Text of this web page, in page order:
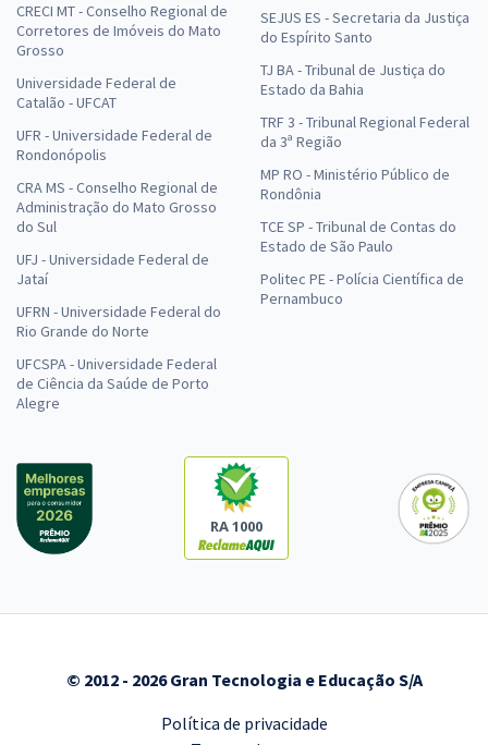
CRECI MT - Conselho Regional de
Corretores de Imóveis do Mato
Grosso
Universidade Federal de
Catalão - UFCAT
UFR - Universidade Federal de
Rondonópolis
CRA MS - Conselho Regional de
Administração do Mato Grosso
do Sul
UFJ - Universidade Federal de
Jataí
UFRN - Universidade Federal do
Rio Grande do Norte
UFCSPA - Universidade Federal
de Ciência da Saúde de Porto
Alegre
SEJUS ES - Secretaria da Justiça
do Espírito Santo
TJ BA - Tribunal de Justiça do
Estado da Bahia
TRF 3 - Tribunal Regional Federal
da 3ª Região
MP RO - Ministério Público de
Rondônia
TCE SP - Tribunal de Contas do
Estado de São Paulo
Politec PE - Polícia Científica de
Pernambuco
RA 1000
© 2012 - 2026 Gran Tecnologia e Educação S/A
Política de privacidade